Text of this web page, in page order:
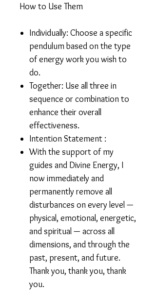
How to Use Them
Individually: Choose a specific
pendulum based on the type
of energy work you wish to
do.
Together: Use all three in
sequence or combination to
enhance their overall
effectiveness.
Intention Statement :
With the support of my
guides and Divine Energy, I
now immediately and
permanently remove all
disturbances on every level —
physical, emotional, energetic,
and spiritual — across all
dimensions, and through the
past, present, and future.
Thank you, thank you, thank
you.